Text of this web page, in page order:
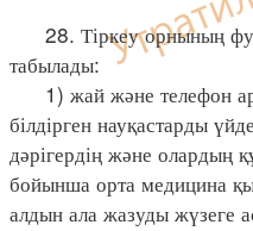
28. Тіркеу орнының
табылады:
1) жай және телефон
білдірген науқастарды
дәрігердің және олардың
бойынша орта медицина
алдын ала жазуды жүзеге